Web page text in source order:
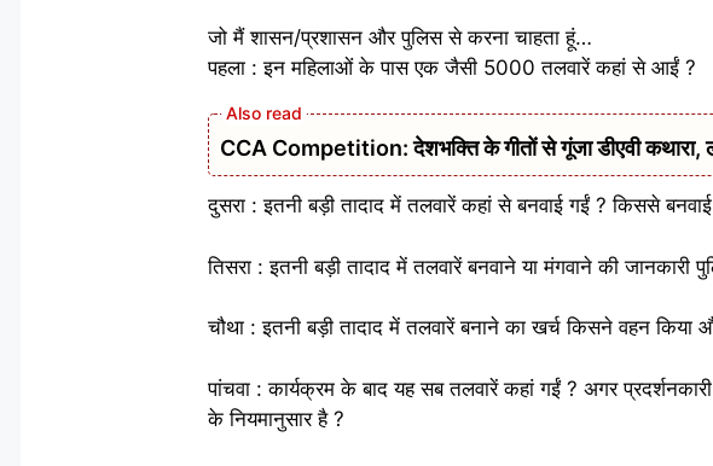
जो मैं शासन/प्रशासन और पुलिस से करना चाहता हूं…
पहला : इन महिलाओं के पास एक जैसी 5000 तलवारें कहां से आईं ?
CCA Competition: देशभक्ति के गीतों से गूंजा डीएवी कथारा,
दुसरा : इतनी बड़ी तादाद में तलवारें कहां से बनवाई गईं ? किससे
तिसरा : इतनी बड़ी तादाद में तलवारें बनवाने या मंगवाने की जानकारी
चौथा : इतनी बड़ी तादाद में तलवारें बनाने का खर्च किसने वहन किया
पांचवा : कार्यक्रम के बाद यह सब तलवारें कहां गईं ? अगर
के नियमानुसार है ?